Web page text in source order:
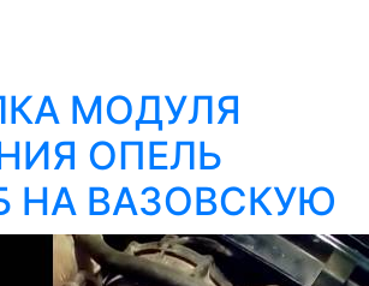
МОДУЛЯ
ОПЕЛЬ
НА ВАЗОВСКУЮ